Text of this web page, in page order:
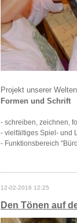
Projekt unserer
Formen und Schrift
- schreiben, zeichnen,
- vielfältiges Spiel- und
- Funktionsbereich
12-02-2016 12:25
Den Tönen auf